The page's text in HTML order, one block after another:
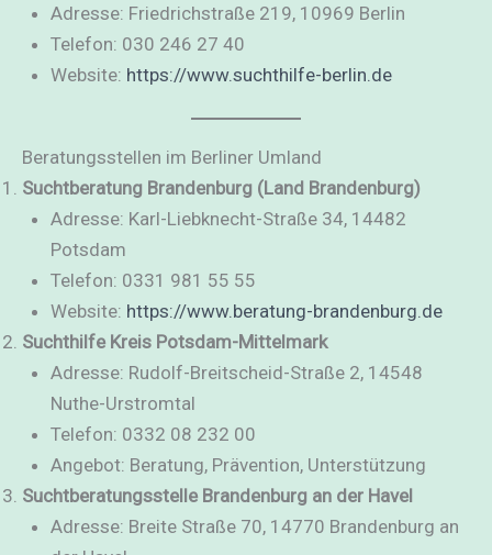
Adresse: Friedrichstraße 219, 10969 Berlin
Telefon: 030 246 27 40
Website: https://www.suchthilfe-berlin.de
Beratungsstellen im Berliner Umland
Suchtberatung Brandenburg (Land Brandenburg)
Adresse: Karl-Liebknecht-Straße 34, 14482
Potsdam
Telefon: 0331 981 55 55
Website: https://www.beratung-brandenburg.de
Suchthilfe Kreis Potsdam-Mittelmark
Adresse: Rudolf-Breitscheid-Straße 2, 14548
Nuthe-Urstromtal
Telefon: 0332 08 232 00
Angebot: Beratung, Prävention, Unterstützung
Suchtberatungsstelle Brandenburg an der Havel
Adresse: Breite Straße 70, 14770 Brandenburg an